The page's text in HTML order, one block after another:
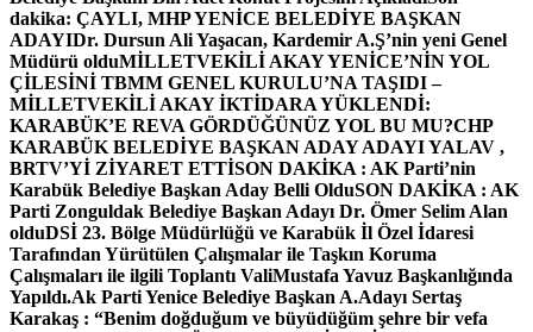
dakika: ÇAYLI, MHP YENİCE BELEDİYE BAŞKAN
ADAYIDr. Dursun Ali Yaşacan, Kardemir A.Ş’nin yeni Genel
Müdürü olduMİLLETVEKİLİ AKAY YENİCE’NİN YOL
ÇİLESİNİ TBMM GENEL KURULU’NA TAŞIDI –
MİLLETVEKİLİ AKAY İKTİDARA YÜKLENDİ:
KARABÜK’E REVA GÖRDÜĞÜNÜZ YOL BU MU?CHP
KARABÜK BELEDİYE BAŞKAN ADAY ADAYI YALAV ,
BRTV’Yİ ZİYARET ETTİSON DAKİKA : AK Parti’nin
Karabük Belediye Başkan Aday Belli OlduSON DAKİKA : AK
Parti Zonguldak Belediye Başkan Adayı Dr. Ömer Selim Alan
olduDSİ 23. Bölge Müdürlüğü ve Karabük İl Özel İdaresi
Tarafından Yürütülen Çalışmalar ile Taşkın Koruma
Çalışmaları ile ilgili Toplantı ValiMustafa Yavuz Başkanlığında
Yapıldı.Ak Parti Yenice Belediye Başkan A.Adayı Sertaş
Karakaş : “Benim doğduğum ve büyüdüğüm şehre bir vefa